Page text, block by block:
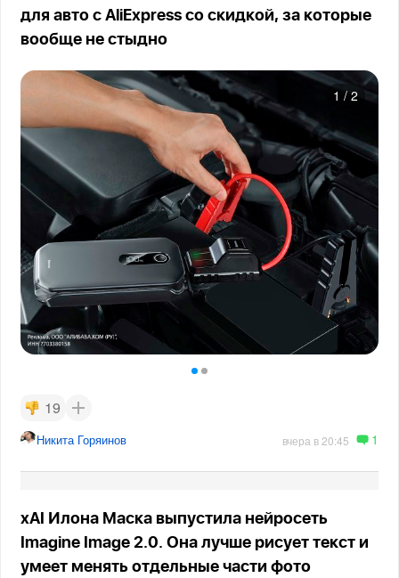
для авто с AliExpress со скидкой, за которые
вообще не стыдно
1 / 2
19
Никита Горяинов вчера в 20:45 1
xAI Илона Маска выпустила нейросеть
Imagine Image 2.0. Она лучше рисует текст и
умеет менять отдельные части фото